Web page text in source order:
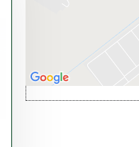
Povoliť a
Otvoriť